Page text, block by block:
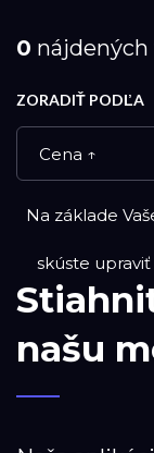
0 nájdených
ZORADIŤ PODĽA
Cena ↑
DEMO VOZIDLÁ
PREVERENÉ
Na základe
skúste
našu